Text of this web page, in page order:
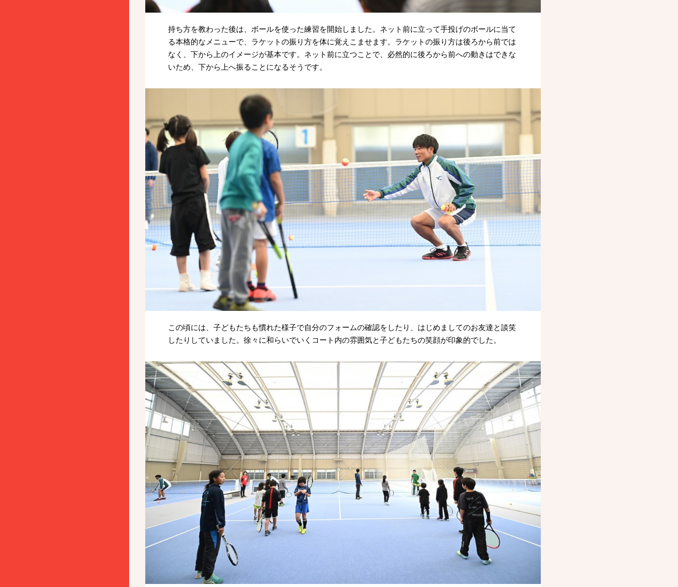
持ち方を教わった後は、ボールを使った練習を開始しました。ネット前に立って手投げのボールに当て
る本格的なメニューで、ラケットの振り方を体に覚えこませます。ラケットの振り方は後ろから前では
なく、下から上のイメージが基本です。ネット前に立つことで、必然的に後ろから前への動きはできな
いため、下から上へ振ることになるそうです。
この頃には、子どもたちも慣れた様子で自分のフォームの確認をしたり、はじめましてのお友達と談笑
したりしていました。徐々に和らいでいくコート内の雰囲気と子どもたちの笑顔が印象的でした。